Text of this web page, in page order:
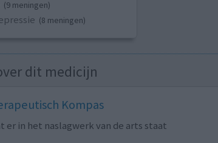
(9 meningen)
(8 meningen)
dit medicijn
Kompas
er in het naslagwerk van de arts staat